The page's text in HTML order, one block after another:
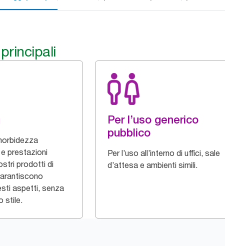
prestazioni
prodotti di
aspetti, senza
stile.
Per l’uso generico
pubblico
Per l’uso all’interno di uffici, sale
d’attesa e ambienti simili.